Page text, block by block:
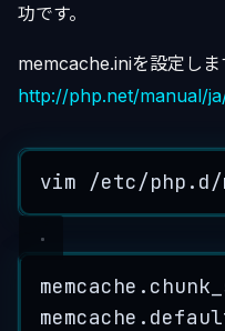
功です。
memcache.iniを設定しま
http://php.net/manual/
vim /etc/php . d/
memcache .
memcache .